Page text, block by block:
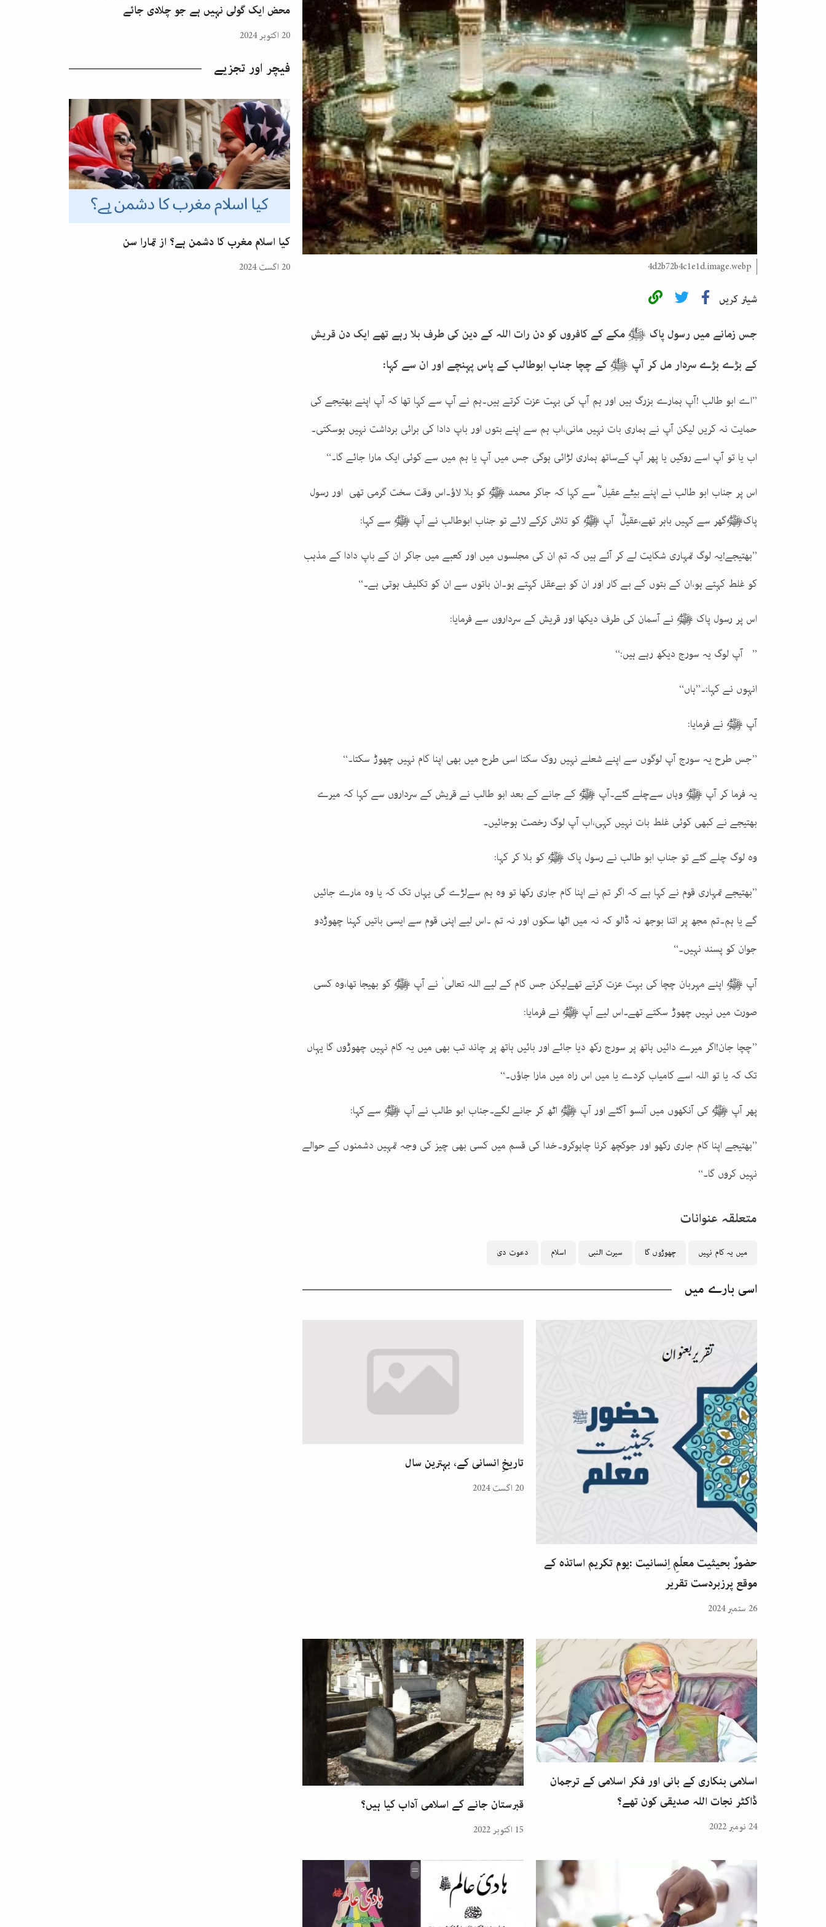
4d2b72b4c1e1d.image.webp
شیئر کریں
جس زمانے میں رسول پاک ﷺ مکے کے کافروں کو دن رات اللہ کے دین کی طرف بلا رہے تھے ایک دن قریش
کے بڑے بڑے سردار مل کر آپ ﷺ کے چچا جناب ابوطالب کے پاس پہنچے اور ان سے کہا:
’’اے ابو طالب !آپ ہمارے بزرگ ہیں اور ہم آپ کی بہت عزت کرتے ہیں۔ہم نے آپ سے کہا تھا کہ آپ اپنے بھتیجے کی
حمایت نہ کریں لیکن آپ نے ہماری بات نہیں مانی،اب ہم سے اپنے بتوں اور باپ دادا کی برائی برداشت نہیں ہوسکتی۔
اب یا تو آپ اسے روکیں یا پھر آپ کےساتھ ہماری لڑائی ہوگی جس میں آپ یا ہم میں سے کوئی ایک مارا جائے گا۔‘‘
اس پر جناب ابو طالب نے اپنے بیٹے عقیل ؓ سے کہا کہ جاکر محمد ﷺ کو بلا لاؤ۔اس وقت سخت گرمی تھی اور رسول
پاکﷺگھر سے کہیں باہر تھے،عقیلؓ آپ ﷺ کو تلاش کرکے لائے تو جناب ابوطالب نے آپ ﷺ سے کہا:
’’بھتیجے!یہ لوگ تمہاری شکایت لے کر آئے ہیں کہ تم ان کی مجلسوں میں اور کعبے میں جاکر ان کے باپ دادا کے مذہب
کو غلط کہتے ہو،ان کے بتوں کے بے کار اور ان کو بےعقل کہتے ہو۔ان باتوں سے ان کو تکلیف ہوتی ہے۔‘‘
اس پر رسول پاک ﷺ نے آسمان کی طرف دیکھا اور قریش کے سرداروں سے فرمایا:
’’ آپ لوگ یہ سورج دیکھ رہے ہیں:‘‘
انہوں نے کہا:۔’’ہاں‘‘
آپ ﷺ نے فرمایا:
’’جس طرح یہ سورج آپ لوگوں سے اپنے شعلے نہیں روک سکتا اسی طرح میں بھی اپنا کام نہیں چھوڑ سکتا۔‘‘
یہ فرما کر آپ ﷺ وہاں سےچلے گئے۔آپ ﷺ کے جانے کے بعد ابو طالب نے قریش کے سرداروں سے کہا کہ میرے
بھتیجے نے کبھی کوئی غلط بات نہیں کہی،اب آپ لوگ رخصت ہوجائیں۔
وہ لوگ چلے گئے تو جناب ابو طالب نے رسول پاک ﷺ کو بلا کر کہا:
’’بھتیجے تمہاری قوم نے کہا ہے کہ اگر تم نے اپنا کام جاری رکھا تو وہ ہم سےلڑے گی یہاں تک کہ یا وہ مارے جائیں
گے یا ہم۔تم مجھ پر اتنا بوجھ نہ ڈالو کہ نہ میں اٹھا سکوں اور نہ تم ۔اس لیے اپنی قوم سے ایسی باتیں کہنا چھوڑدو
جوان کو پسند نہیں۔‘‘
آپ ﷺ اپنے مہربان چچا کی بہت عزت کرتے تھےلیکن جس کام کے لیے اللہ تعالی ٰ نے آپ ﷺ کو بھیجا تھا،وہ کسی
صورت میں نہیں چھوڑ سکتے تھے۔اس لیے آپ ﷺ نے فرمایا:
’’چچا جان!اگر میرے دائیں ہاتھ پر سورج رکھ دیا جائے اور بائیں ہاتھ پر چاند تب بھی میں یہ کام نہیں چھوڑوں گا یہاں
تک کہ یا تو اللہ اسے کامیاب کردے یا میں اس راہ میں مارا جاؤں۔‘‘
پھر آپ ﷺ کی آنکھوں میں آنسو آگئے اور آپ ﷺ اٹھ کر جانے لگے۔جناب ابو طالب نے آپ ﷺ سے کہا:
’’بھتیجے اپنا کام جاری رکھو اور جوکچھ کرنا چاہوکرو۔خدا کی قسم میں کسی بھی چیز کی وجہ تمہیں دشمنوں کے حوالے
نہیں کروں گا۔‘‘
متعلقہ عنوانات
میں یہ کام نہیں چھوڑوں گا سیرت النبی اسلام دعوت دی
اسی بارے میں
حضورؐ بحیثیت معلّمِ اِنسانیت :یوم تکریم اساتذہ کے
موقع پرزبردست تقریر
26 ستمبر 2024
تاریخِ انسانی کے، بہترین سال
20 اگست 2024
اسلامی بنکاری کے بانی اور فکر اسلامی کے ترجمان
ڈاکٹر نجات اللہ صدیقی کون تھے؟
24 نومبر 2022
قبرستان جانے کے اسلامی آداب کیا ہیں؟
15 اکتوبر 2022
محض ایک گولی نہیں ہے جو چلادی جائے
20 اکتوبر 2024
فیچر اور تجزیے
کیا اسلام مغرب کا دشمن ہے؟ از تمارا سن
20 اگست 2024